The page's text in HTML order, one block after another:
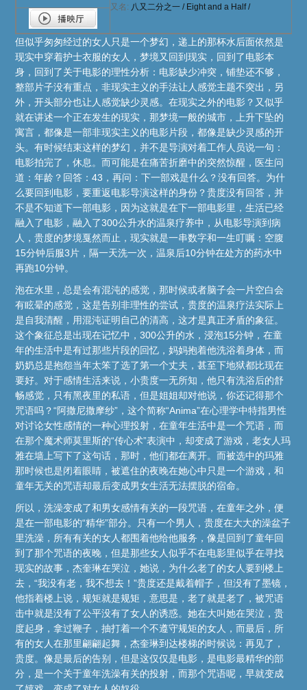
又名: 八又二分之一 / Eight and a Half /
但似乎匆匆经过的女人只是一个梦幻，递上的那杯水后面依然是
现实中穿着护士衣服的女人，梦境又回到现实，回到了电影本
身，回到了关于电影的理性分析：电影缺少冲突，铺垫还不够，
整部片子没有重点，非现实主义的手法让人感觉主题不突出，另
外，开头部分也让人感觉缺少灵感。在现实之外的电影？又似乎
就在讲述一个正在发生的现实，那梦境一般的城市，上升下坠的
寓言，都像是一部非现实主义的电影片段，都像是缺少灵感的开
头。有时候结束这样的梦幻，并不是导演对着工作人员说一句：
电影拍完了，休息。而可能是在痛苦折磨中的突然惊醒，医生问
道：年龄？回答：43，再问：下一部戏是什么？没有回答。为什
么要回到电影，要重返电影导演这样的身份？贵度没有回答，并
不是不知道下一部电影，因为这就是在下一部电影里，生活已经
融入了电影，融入了300公升水的温泉疗养中，从电影导演到病
人，贵度的梦境戛然而止，现实就是一串数字和一生叮嘱：空腹
15分钟后服3片，隔一天洗一次，温泉后10分钟在处方的药水中
再跑10分钟。
泡在水里，总是会有混沌的感觉，那时候或者脑子会一片空白会
有眩晕的感觉，这是告别非理性的尝试，贵度的温泉疗法实际上
是自我清醒，用混沌证明自己的清高，这才是真正矛盾的象征。
这个象征总是出现在记忆中，300公升的水，浸泡15分钟，在童
年的生活中是有过那些片段的回忆，妈妈抱着他洗浴着身体，而
奶奶总是抱怨当年太笨了选了第一个丈夫，甚至下地狱都比现在
要好。对于感情生活来说，小贵度一无所知，他只有洗浴后的舒
畅感觉，只有黑夜里的私语，但是姐姐却对他说，你还记得那个
咒语吗？“阿撒尼撒摩纱”，这个简称“Anima”在心理学中特指男性
对讨论女性感情的一种心理投射，在童年生活中是一个咒语，而
在那个魔术师莫里斯的“传心术”表演中，却变成了游戏，老女人玛
雅在墙上写下了这句话，那时，他们都在离开。而被选中的玛雅
那时候也是闭着眼睛，被遮住的夜晚在她心中只是一个游戏，和
童年无关的咒语却最后变成男女生活无法摆脱的宿命。
所以，洗澡变成了和男女感情有关的一段咒语，在童年之外，便
是在一部电影的“精华”部分。只有一个男人，贵度在大大的澡盆子
里洗澡，所有有关的女人都围着他给他服务，像是回到了童年回
到了那个咒语的夜晚，但是那些女人似乎不在电影里似乎在寻找
现实的故事，杰奎琳在哭泣，她说，为什么老了的女人要到楼上
去，“我没有老，我不想去！”贵度还是戴着帽子，但没有了墨镜，
他指着楼上说，规矩就是规矩，意思是，老了就是老了，被咒语
击中就是没有了公平没有了女人的诱惑。她在大叫她在哭泣，贵
度起身，拿过鞭子，抽打着一个不遵守规矩的女人，而最后，所
有的女人在那里翩翩起舞，杰奎琳到达楼梯的时候说：再见了，
贵度。像是最后的告别，但是这仅仅是电影，是电影最精华的部
分，是一个关于童年洗澡有关的投射，而那个咒语呢，早就变成